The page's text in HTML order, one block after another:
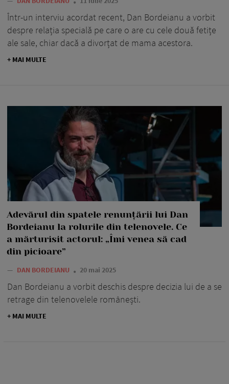
Într-un interviu acordat recent, Dan Bordeianu a vorbit
despre relația specială pe care o are cu cele două fetițe
ale sale, chiar dacă a divorțat de mama acestora.
+ MAI MULTE
Adevărul din spatele renunțării lui Dan
Bordeianu la rolurile din telenovele. Ce
a mărturisit actorul: „Îmi venea să cad
din picioare”
— DAN BORDEIANU 20 mai 2025
Dan Bordeianu a vorbit deschis despre decizia lui de a se
retrage din telenovelele românești.
+ MAI MULTE